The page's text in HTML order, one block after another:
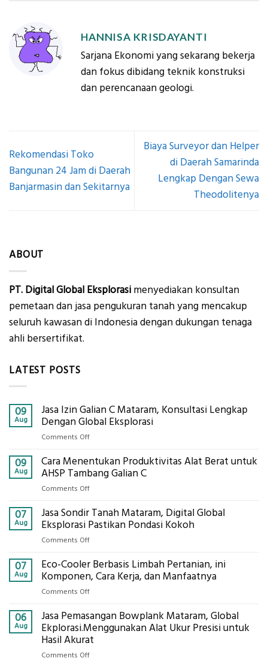
HANNISA KRISDAYANTI
Sarjana Ekonomi yang sekarang bekerja
dan fokus dibidang teknik konstruksi
dan perencanaan geologi.
Rekomendasi Toko
Bangunan 24 Jam di Daerah
Banjarmasin dan Sekitarnya
Biaya Surveyor dan Helper
di Daerah Samarinda
Lengkap Dengan Sewa
Theodolitenya
ABOUT
PT. Digital Global Eksplorasi menyediakan konsultan
pemetaan dan jasa pengukuran tanah yang mencakup
seluruh kawasan di Indonesia dengan dukungan tenaga
ahli bersertifikat.
LATEST POSTS
09
Aug
Jasa Izin Galian C Mataram, Konsultasi Lengkap
Dengan Global Eksplorasi
Comments Offon
Izin
Galian
Lengkap
Dengan
Global
09
Aug
Cara Menentukan Produktivitas Alat Berat untuk
AHSP Tambang Galian C
Comments Offon
Menentukan
Produktivitas
AHSP
Tambang
Galian
07
Aug
Jasa Sondir Tanah Mataram, Digital Global
Eksplorasi Pastikan Pondasi Kokoh
Comments Offon
Sondir
Tanah
Eksplorasi
Pastikan
Pondasi
Kokoh
07
Aug
Eco-Cooler Berbasis Limbah Pertanian, ini
Komponen, Cara Kerja, dan Manfaatnya
Comments Offon
Cooler
Berbasis
Limbah
06
Aug
Jasa Pemasangan Bowplank Mataram, Global
Ekplorasi.Menggunakan Alat Ukur Presisi untuk
Hasil Akurat
Comments Offon